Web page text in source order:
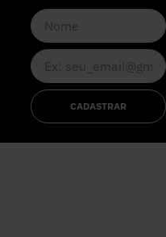
CADASTRAR